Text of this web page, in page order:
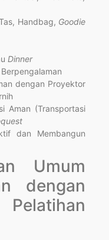
Handbag, Goodie
Dinner
dengan Proyektor
Aman (Transportasi
dan Membangun
Umum
dengan